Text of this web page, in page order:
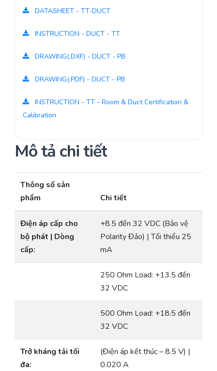
DATASHEET - TT-DUCT
INSTRUCTION - DUCT - TT
DRAWING(.DXF) - DUCT - PB
DRAWING(.PDF) - DUCT - PB
INSTRUCTION - TT - Room & Duct Certification &
Calibration
Mô tả chi tiết
Thông số sản
phẩm
Chi tiết
Điện áp cấp cho
bộ phát | Dòng
cấp:
+8.5 đến 32 VDC (Bảo vệ
Polarity Đảo) | Tối thiểu 25
mA
250 Ohm Load: +13.5 đến
32 VDC
500 Ohm Load: +18.5 đến
32 VDC
Trở kháng tải tối
đa:
(Điện áp kết thúc – 8.5 V) |
0.020 A